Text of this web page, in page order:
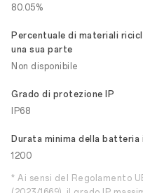
80.05%
Percentuale di materiali
una sua parte
Non disponibile
Grado di protezione IP
IP68
Durata minima della batteria
1200
* Ai sensi del Regolamento